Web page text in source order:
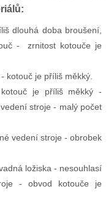
dlouhá doba broušení,
- zrnitost kotouče je
- kotouč je příliš měkký.
je příliš měkký -
stroje - malý počet
vedení stroje - obrobek
ložiska - nesouhlasí
- obvod kotouče je